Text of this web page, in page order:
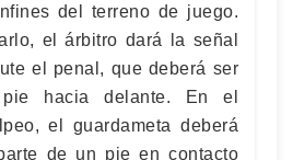
del terreno de juego.
el árbitro dará la señal
el penal, que deberá ser
hacia delante. En el
el guardameta deberá
de un pie en contacto